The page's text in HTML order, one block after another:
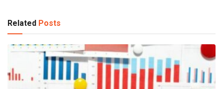
Related Posts